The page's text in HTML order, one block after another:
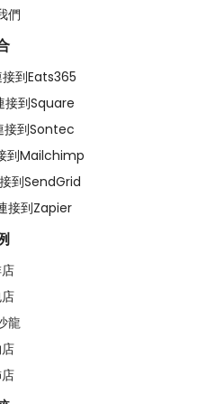
們
到Eats365
到Square
接到Sontec
到Mailchimp
到SendGrid
接到Zapier
龍